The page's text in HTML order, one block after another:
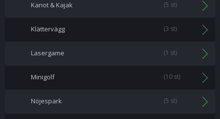
Kanot & Kajak (5 st)
Klättervägg (3 st)
Lasergame (1 st)
Minigolf (10 st)
Nöjespark (5 st)